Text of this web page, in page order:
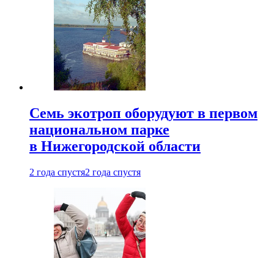
Семь экотроп оборудуют в первом
национальном парке
в Нижегородской области
2 года спустя2 года спустя